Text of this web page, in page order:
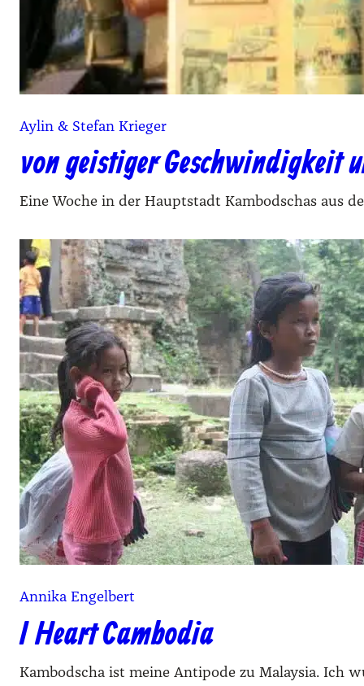
Aylin & Stefan Krieger
von geistiger Geschwindigkeit
Eine Woche in der Hauptstadt Kambodschas aus
Annika Engelbert
I Heart Cambodia
Kambodscha ist meine Antipode zu Malaysia. Ich